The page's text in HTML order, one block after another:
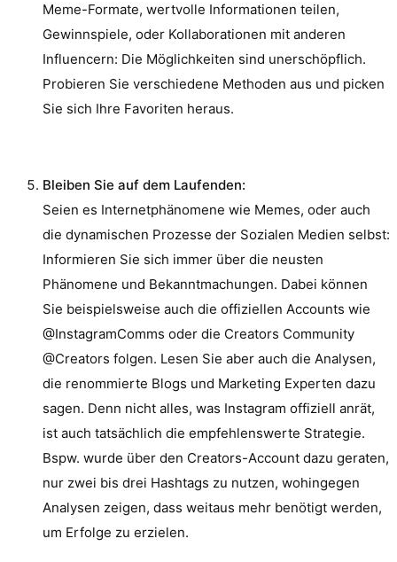
Meme-Formate, wertvolle Informationen teilen,
Gewinnspiele, oder Kollaborationen mit anderen
Influencern: Die Möglichkeiten sind unerschöpflich.
Probieren Sie verschiedene Methoden aus und picken
Sie sich Ihre Favoriten heraus.
Bleiben Sie auf dem Laufenden:
Seien es Internetphänomene wie Memes, oder auch
die dynamischen Prozesse der Sozialen Medien selbst:
Informieren Sie sich immer über die neusten
Phänomene und Bekanntmachungen. Dabei können
Sie beispielsweise auch die offiziellen Accounts wie
@InstagramComms oder die Creators Community
@Creators folgen. Lesen Sie aber auch die Analysen,
die renommierte Blogs und Marketing Experten dazu
sagen. Denn nicht alles, was Instagram offiziell anrät,
ist auch tatsächlich die empfehlenswerte Strategie.
Bspw. wurde über den Creators-Account dazu geraten,
nur zwei bis drei Hashtags zu nutzen, wohingegen
Analysen zeigen, dass weitaus mehr benötigt werden,
um Erfolge zu erzielen.